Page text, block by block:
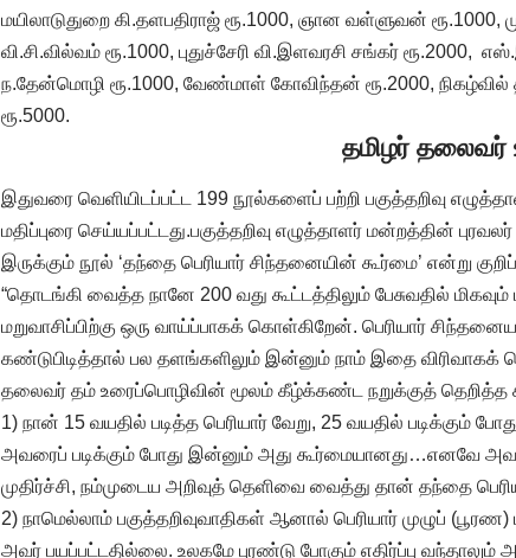
மயிலாடுதுறை கி.தளபதிராஜ் ரூ.1000, ஞான வள்ளுவன்
வி.சி.வில்வம் ரூ.1000, புதுச்சேரி வி.இளவரசி சங்கர் ரூ.2000,
ந.தேன்மொழி ரூ.1000, வேண்மாள் கோவிந்தன் ரூ.2000,
ரூ.5000.
தமிழர் தலைவர்
இதுவரை வெளியிடப்பட்ட 199 நூல்களைப் பற்றி பகுத்தறிவு
மதிப்புரை செய்யப்பட்டது.பகுத்தறிவு எழுத்தாளர் மன்றத்தின்
இருக்கும் நூல் ‘தந்தை பெரியார் சிந்தனையின் கூர்மை’ என்று
“தொடங்கி வைத்த நானே 200 வது கூட்டத்திலும் பேசுவதில்
மறுவாசிப்பிற்கு ஒரு வாய்ப்பாகக் கொள்கிறேன். பெரியார்
கண்டுபிடித்தால் பல தளங்களிலும் இன்னும் நாம் இதை விரிவாகக்
தலைவர் தம் உரைப்பொழிவின் மூலம் கீழ்க்கண்ட நறுக்குத்
1) நான் 15 வயதில் படித்த பெரியார் வேறு, 25 வயதில் படிக்கும்
அவரைப் படிக்கும் போது இன்னும் அது கூர்மையானது…எனவே
முதிர்ச்சி, நம்முடைய அறிவுத் தெளிவை வைத்து தான் தந்தை
2) நாமெல்லாம் பகுத்தறிவுவாதிகள் ஆனால் பெரியார் முழுப்
அவர் பயப்பட்டதில்லை. உலகமே புரண்டு போகும் எதிர்ப்பு